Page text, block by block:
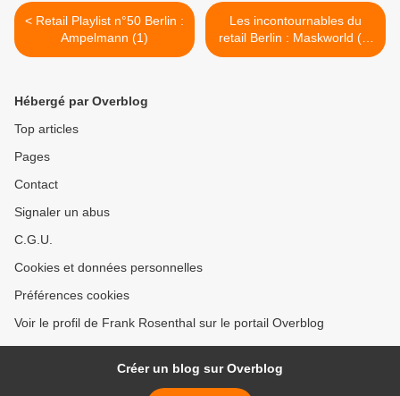
< Retail Playlist n°50 Berlin :
Ampelmann (1)
Les incontournables du
retail Berlin : Maskworld (3)
>
Hébergé par Overblog
Top articles
Pages
Contact
Signaler un abus
C.G.U.
Cookies et données personnelles
Préférences cookies
Voir le profil de Frank Rosenthal sur le portail Overblog
Créer un blog sur Overblog